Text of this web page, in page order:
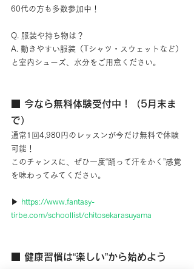
60代の方も多数参加中！
Q. 服装や持ち物は？
A. 動きやすい服装（Tシャツ・スウェットなど）
と室内シューズ、水分をご用意ください。
■ 今なら無料体験受付中！（5月末ま
で）
通常1回4,980円のレッスンが今だけ無料で体験
可能！
このチャンスに、ぜひ一度“踊って汗をかく”感覚
を味わってみてください。
▶ https://www.fantasy-
tirbe.com/schoollist/chitosekarasuyama
■ 健康習慣は“楽しい”から始めよう